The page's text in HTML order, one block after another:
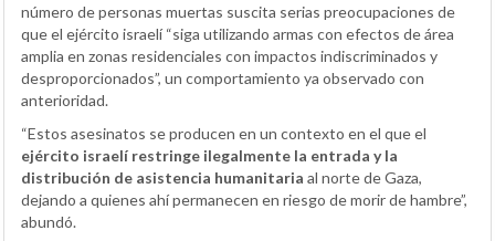
número de personas muertas suscita serias preocupaciones de
que el ejército israelí “siga utilizando armas con efectos de área
amplia en zonas residenciales con impactos indiscriminados y
desproporcionados”, un comportamiento ya observado con
anterioridad.
“Estos asesinatos se producen en un contexto en el que el
ejército israelí restringe ilegalmente la entrada y la
distribución de asistencia humanitaria al norte de Gaza,
dejando a quienes ahí permanecen en riesgo de morir de hambre”,
abundó.